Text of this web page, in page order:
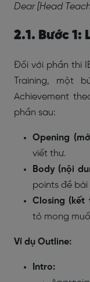
Dear [Head
2.1. Bước 1:
Đối với phần thi
Training, một
Achievement
phần sau:
Opening
viết thư.
Body (nội
points đề bài
Closing (kết
tỏ mong
Ví dụ Outline:
Intro: